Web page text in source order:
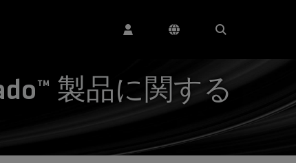
製品に関する